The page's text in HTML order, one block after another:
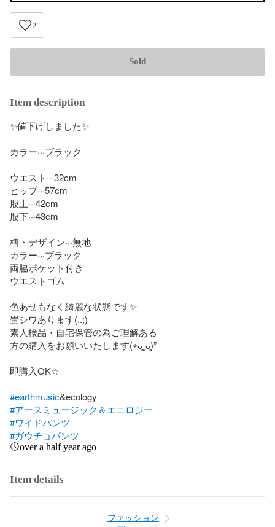
2
Sold
Item description
✨️値下げしました✨️
カラー···ブラック
ウエスト···32cm
ヒップ···57cm
股上···42cm
股下···43cm
柄・デザイン···無地
カラー···ブラック
両脇ポケット付き
ウエストゴム
色あせもなく綺麗な状態です✨️
畳シワあります(..;)
素人検品・自宅保管の為ご理解ある
方の購入をお願いいたします(⋆ᴗ͈ˬᴗ͈)”
即購入OK‪☆
#earthmusic
#アースミュージック＆エコロジー
#ワイドパンツ
#ガウチョパンツ
over a half year ago
Item details
ファッション